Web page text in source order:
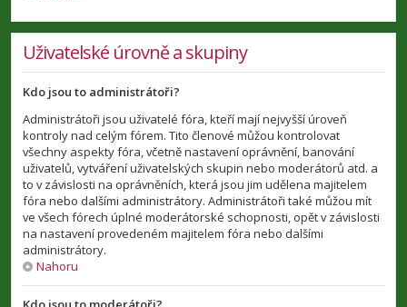
Uživatelské úrovně a skupiny
Kdo jsou to administrátoři?
Administrátoři jsou uživatelé fóra, kteří mají nejvyšší úroveň
kontroly nad celým fórem. Tito členové můžou kontrolovat
všechny aspekty fóra, včetně nastavení oprávnění, banování
uživatelů, vytváření uživatelských skupin nebo moderátorů atd. a
to v závislosti na oprávněních, která jsou jim udělena majitelem
fóra nebo dalšími administrátory. Administrátoři také můžou mít
ve všech fórech úplné moderátorské schopnosti, opět v závislosti
na nastavení provedeném majitelem fóra nebo dalšími
administrátory.
Nahoru